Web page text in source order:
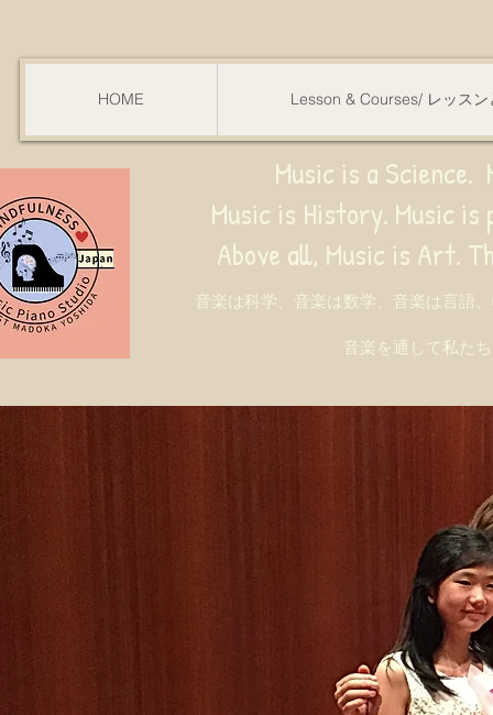
HOME Lesson & Courses/ レッスン
Music is a
Music is History. Music is
all, Music is Art. Through music,
音楽は科学、音楽は数学、音楽は言語
音楽を通して私た